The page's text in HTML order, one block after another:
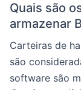
Quais são
armazenar
Carteiras de
são
software são